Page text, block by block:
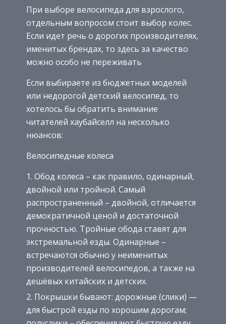
При выборе велосипеда для взрослого,
отдельным вопросом стоит выбор колес.
Если идет речь о дорогих производителях,
именитых брендах, то здесь за качество
можно особо не переживать
Если выбираете из бюджетных моделей
или недорогой детский велосипед, то
хотелось бы обратить внимание
читателей хаубайселл на несколько
нюансов:
Велосипедные колеса
Обод колеса – как правило, одинарный,
двойной или тройной. Самый
распространенный – двойной, отличается
демократичной ценой и достаточной
прочностью. Тройные обода ставят для
экстремальной езды. Одинарные –
встречаются обычно у неименитых
производителей велосипедов, а также на
дешёвых китайских и детских.
Покрышки бывают: дорожные (слики) —
для быстрой езды по хорошим дорогам;